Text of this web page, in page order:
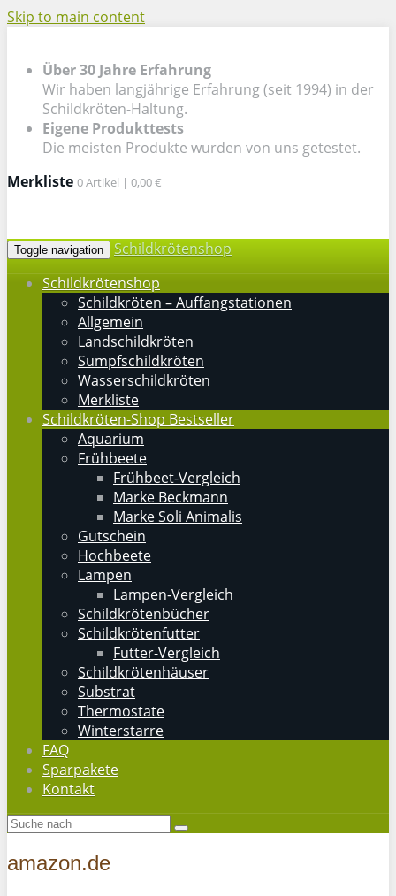
Skip to main content
Über 30 Jahre Erfahrung
Wir haben langjährige Erfahrung (seit 1994) in der
Schildkröten-Haltung.
Eigene Produkttests
Die meisten Produkte wurden von uns getestet.
Merkliste 0Artikel | 0,00 €
Toggle navigation
Schildkrötenshop
Schildkrötenshop
Schildkröten – Auffangstationen
Allgemein
Landschildkröten
Sumpfschildkröten
Wasserschildkröten
Merkliste
Schildkröten-Shop Bestseller
Aquarium
Frühbeete
Frühbeet-Vergleich
Marke Beckmann
Marke Soli Animalis
Gutschein
Hochbeete
Lampen
Lampen-Vergleich
Schildkrötenbücher
Schildkrötenfutter
Futter-Vergleich
Schildkrötenhäuser
Substrat
Thermostate
Winterstarre
FAQ
Sparpakete
Kontakt
amazon.de